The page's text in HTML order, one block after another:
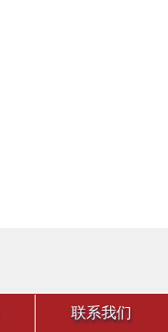
联系我们